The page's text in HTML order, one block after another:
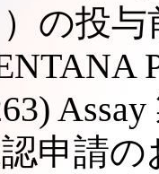
の投与
Assay
申請の